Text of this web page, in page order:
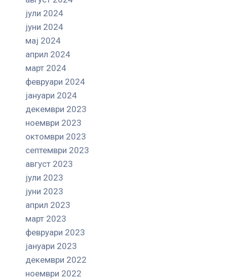
јули 2024
јуни 2024
мај 2024
април 2024
март 2024
февруари 2024
јануари 2024
декември 2023
ноември 2023
октомври 2023
септември 2023
август 2023
јули 2023
јуни 2023
април 2023
март 2023
февруари 2023
јануари 2023
декември 2022
ноември 2022